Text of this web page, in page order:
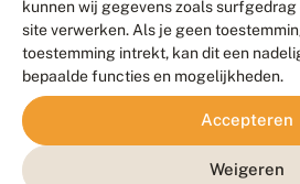
kunnen wij gegevens zoals surfgedrag
site verwerken. Als je geen
toestemming intrekt, kan dit een
bepaalde functies en mogelijkheden.
Accepteren
Weigeren
Contact
Veelgestelde vragen
Duurzaam ontwikkeld door
Blue Field
Privacy
Disclaimer
Sitemap